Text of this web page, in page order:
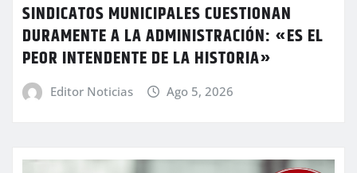
SINDICATOS MUNICIPALES CUESTIONAN
DURAMENTE A LA ADMINISTRACIÓN: «ES EL
PEOR INTENDENTE DE LA HISTORIA»
Editor Noticias Ago 5, 2026